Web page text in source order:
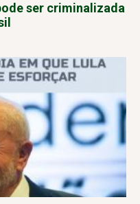
ser criminalizada